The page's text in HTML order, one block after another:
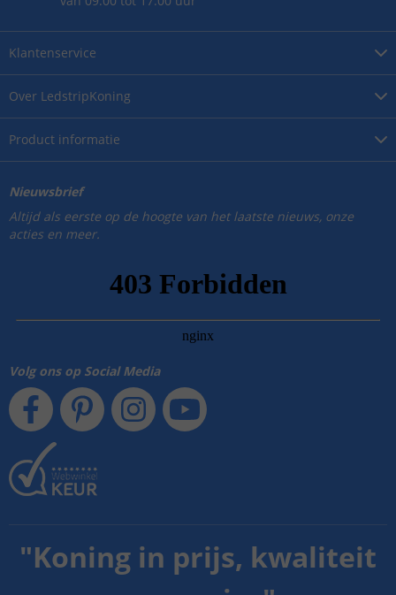
Over LedstripKoning
Product informatie
Klantenservice
Nieuwsbrief
Altijd als eerste op de hoogte van het laatste nieuws, onze
acties en meer.
Volg ons op Social Media
"Koning in prijs, kwaliteit